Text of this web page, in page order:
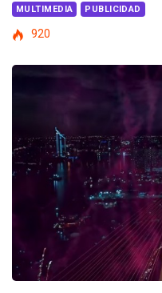
MULTIMEDIA PUBLICIDAD
920